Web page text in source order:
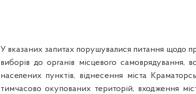
У вказаних запитах порушувалися питання щодо
виборів до органів місцевого самоврядування,
населених пунктів, віднесення міста
тимчасово окупованих територій, входження